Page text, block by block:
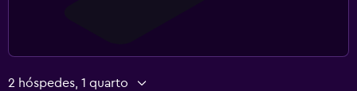
2 hóspedes, 1 quarto